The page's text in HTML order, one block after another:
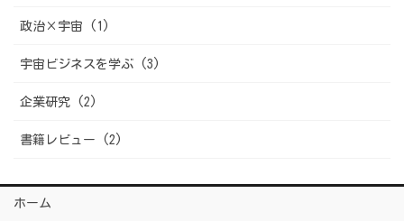
政治×宇宙 (1)
宇宙ビジネスを学ぶ (3)
企業研究 (2)
書籍レビュー (2)
ホーム